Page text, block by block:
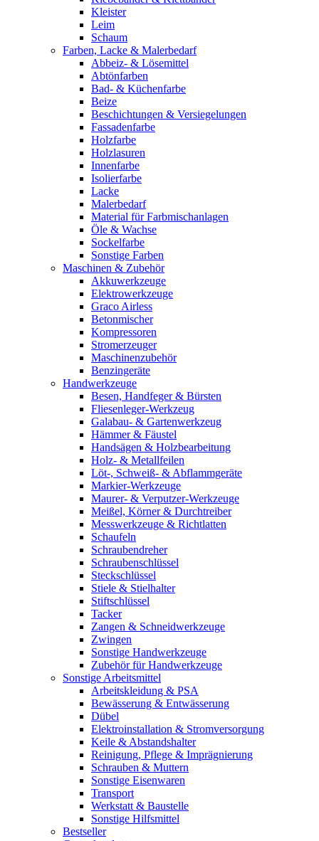
Kleister
Leim
Schaum
Farben, Lacke & Malerbedarf
Abbeiz- & Lösemittel
Abtönfarben
Bad- & Küchenfarbe
Beize
Beschichtungen & Versiegelungen
Fassadenfarbe
Holzfarbe
Holzlasuren
Innenfarbe
Isolierfarbe
Lacke
Malerbedarf
Material für Farbmischanlagen
Öle & Wachse
Sockelfarbe
Sonstige Farben
Maschinen & Zubehör
Akkuwerkzeuge
Elektrowerkzeuge
Graco Airless
Betonmischer
Kompressoren
Stromerzeuger
Maschinenzubehör
Benzingeräte
Handwerkzeuge
Besen, Handfeger & Bürsten
Fliesenleger-Werkzeug
Galabau- & Gartenwerkzeug
Hämmer & Fäustel
Handsägen & Holzbearbeitung
Holz- & Metallfeilen
Löt-, Schweiß- & Abflammgeräte
Markier-Werkzeuge
Maurer- & Verputzer-Werkzeuge
Meißel, Körner & Durchtreiber
Messwerkzeuge & Richtlatten
Schaufeln
Schraubendreher
Schraubenschlüssel
Steckschlüssel
Stiele & Stielhalter
Stiftschlüssel
Tacker
Zangen & Schneidwerkzeuge
Zwingen
Sonstige Handwerkzeuge
Zubehör für Handwerkzeuge
Sonstige Arbeitsmittel
Arbeitskleidung & PSA
Bewässerung & Entwässerung
Dübel
Elektroinstallation & Stromversorgung
Keile & Abstandshalter
Reinigung, Pflege & Imprägnierung
Schrauben & Muttern
Sonstige Eisenwaren
Transport
Werkstatt & Baustelle
Sonstige Hilfsmittel
Bestseller